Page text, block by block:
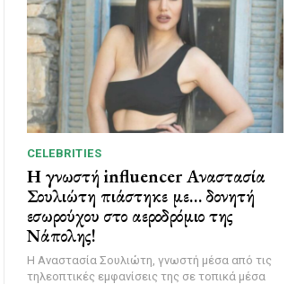
CELEBRITIES
Η γνωστή influencer Αναστασία
Σουλιώτη πιάστηκε με… δονητή
εσωρούχου στο αεροδρόμιο της
Νάπολης!
Η Αναστασία Σουλιώτη, γνωστή μέσα από τις
τηλεοπτικές εμφανίσεις της σε τοπικά μέσα